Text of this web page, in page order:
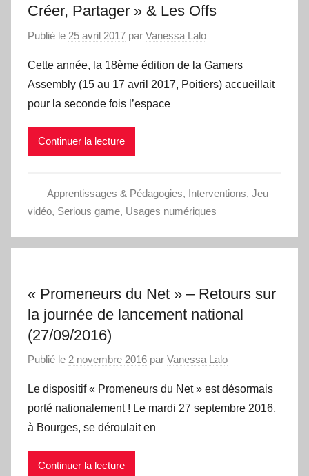
Créer, Partager » & Les Offs
Publié le 25 avril 2017 par Vanessa Lalo
Cette année, la 18ème édition de la Gamers
Assembly (15 au 17 avril 2017, Poitiers) accueillait
pour la seconde fois l’espace
Continuer la lecture
Apprentissages & Pédagogies, Interventions, Jeu
vidéo, Serious game, Usages numériques
« Promeneurs du Net » – Retours sur
la journée de lancement national
(27/09/2016)
Publié le 2 novembre 2016 par Vanessa Lalo
Le dispositif « Promeneurs du Net » est désormais
porté nationalement ! Le mardi 27 septembre 2016,
à Bourges, se déroulait en
Continuer la lecture